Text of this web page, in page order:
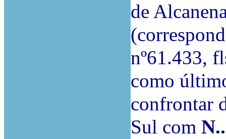
de
nº61.433,
como
confrontar
Sul com